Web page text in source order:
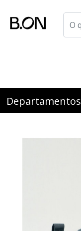
Departamentos